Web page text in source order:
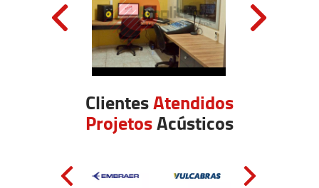
ClientesAtendidos
ProjetosAcústicos